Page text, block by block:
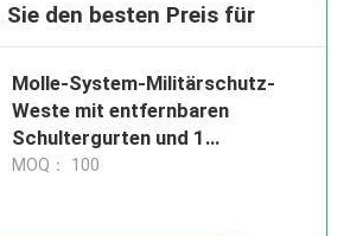
Sie den besten Preis für
Molle-System-Militärschutz-
Weste mit entfernbaren
Schultergurten und 1
Gebrauchsbeutel
MOQ： 100